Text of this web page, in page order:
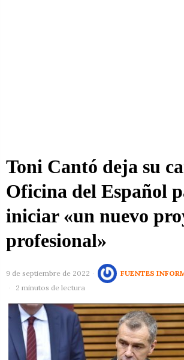
Toni Cantó deja su
Oficina del Español
iniciar «un nuevo
profesional»
9 de septiembre de 2022
FUENTES
2 minutos de lectura